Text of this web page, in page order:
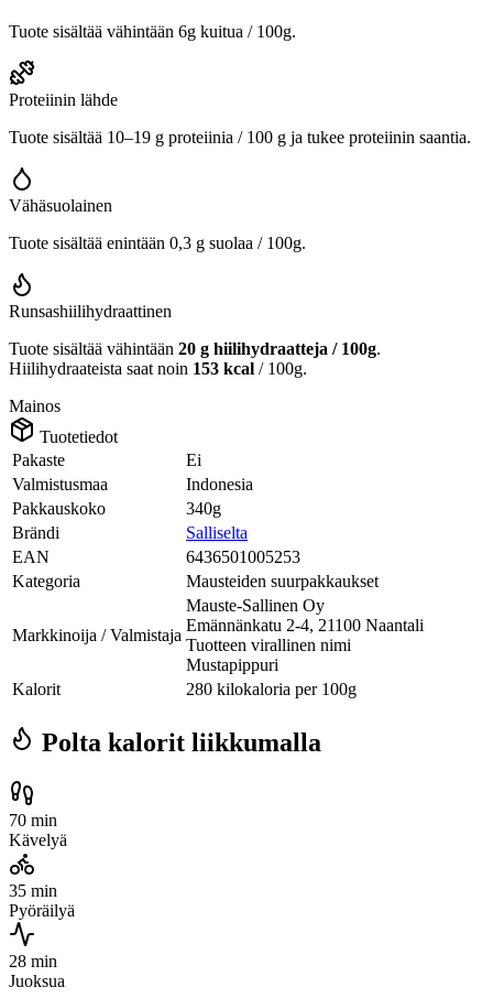
Tuote sisältää vähintään 6g kuitua / 100g.
Proteiinin lähde
Tuote sisältää 10–19 g proteiinia / 100 g ja tukee proteiinin saantia.
Vähäsuolainen
Tuote sisältää enintään 0,3 g suolaa / 100g.
Runsashiilihydraattinen
Tuote sisältää vähintään 20 g hiilihydraatteja / 100g.
Hiilihydraateista saat noin 153 kcal / 100g.
Mainos
Tuotetiedot
Pakaste
Ei
Valmistusmaa
Indonesia
Pakkauskoko
340g
Brändi
Salliselta
EAN
6436501005253
Kategoria
Mausteiden suurpakkaukset
Markkinoija / Valmistaja
Mauste-Sallinen Oy
Emännänkatu 2-4, 21100 Naantali
Tuotteen virallinen nimi
Mustapippuri
Kalorit
280 kilokaloria per 100g
Polta kalorit liikkumalla
70 min
Kävelyä
35 min
Pyöräilyä
28 min
Juoksua